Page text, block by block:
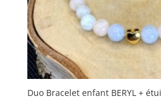
Duo Bracelet enfant BERYL +